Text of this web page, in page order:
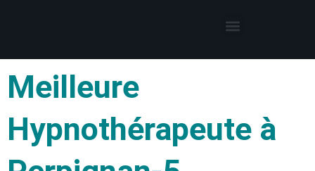
Meilleure
Hypnothérapeute à